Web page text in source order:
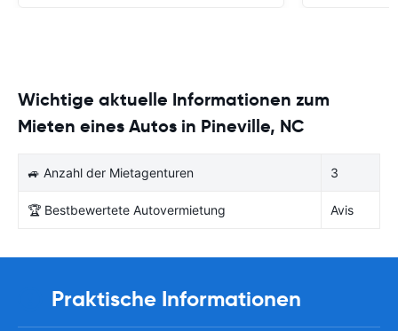
Wichtige aktuelle Informationen zum
Mieten eines Autos in Pineville, NC
🚙 Anzahl der Mietagenturen 3
🏆 Bestbewertete Autovermietung Avis
Praktische Informationen